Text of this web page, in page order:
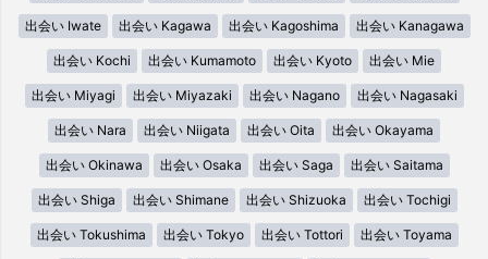
出会い Iwate 出会い Kagawa 出会い Kagoshima 出会い Kanagawa
出会い Kochi 出会い Kumamoto 出会い Kyoto 出会い Mie
出会い Miyagi 出会い Miyazaki 出会い Nagano 出会い Nagasaki
出会い Nara 出会い Niigata 出会い Oita 出会い Okayama
出会い Okinawa 出会い Osaka 出会い Saga 出会い Saitama
出会い Shiga 出会い Shimane 出会い Shizuoka 出会い Tochigi
出会い Tokushima 出会い Tokyo 出会い Tottori 出会い Toyama